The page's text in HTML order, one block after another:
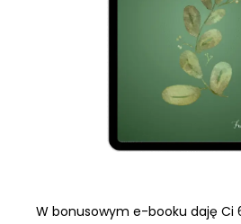
W bonusowym e-booku daję Ci